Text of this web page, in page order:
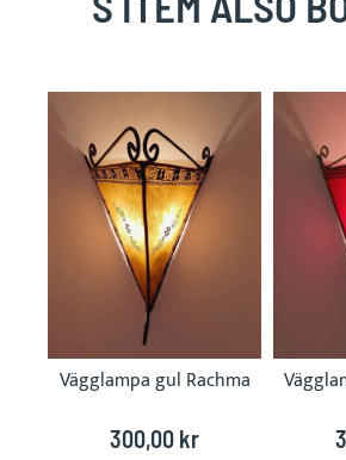
carousel
Vägglampa gul Rachma
300,00 kr